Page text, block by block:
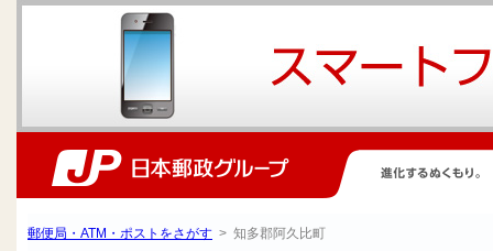
郵便局・ATM・ポストをさがす > 知多郡阿久比町